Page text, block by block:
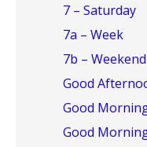
7 – Saturday
7a – Week
7b – Weekend
Good
Good
Good